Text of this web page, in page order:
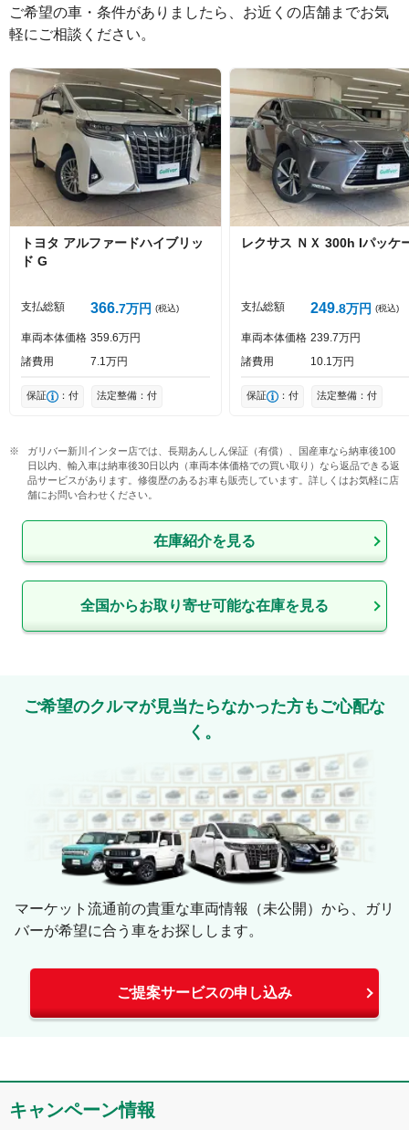
絵文字は投稿時に削除します 0文字/140文字
Captcha
ご希望の車・条件がありましたら、お近くの店舗までお気
軽にご相談ください。
トヨタ アルファードハイブリッ
ド G
支払総額 366 7万円 (税込)
車両本体価格 359 6万円
諸費用
7 1万円
保証 ：付 法定整備：付
レクサス ＮＸ 300h Iパッケ
支払総額 249 8万円 (税込)
車両本体価格 239 7万円
諸費用
10 1万円
保証 ：付 法定整備：付
ガリバー新川インター店では、長期あんしん保証（有償）、国産車なら納車後100
日以内、輸入車は納車後30日以内（車両本体価格での買い取り）なら返品できる返
品サービスがあります。修復歴のあるお車も販売しています。詳しくはお気軽に店
舗にお問い合わせください。
在庫紹介を見る
全国からお取り寄せ可能な在庫を見る
ご希望のクルマが見当たらなかった方もご心配な
く。
マーケット流通前の貴重な車両情報（未公開）から、ガリ
バーが希望に合う車をお探しします。
ご提案サービスの申し込み
キャンペーン情報